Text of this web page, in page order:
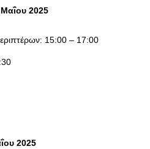
2025
15:00 – 17:00
2025